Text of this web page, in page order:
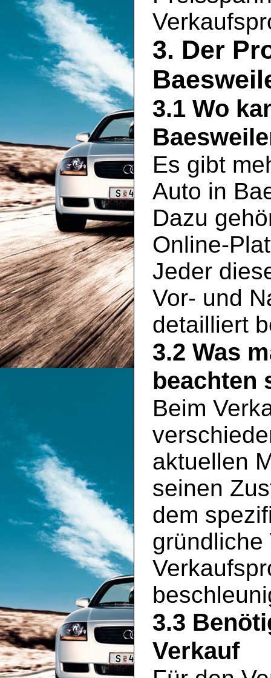
3. Der
3.1 Wo
Es gibt
Auto in
Dazu
Online-
Jeder
Vor- und
detailliert
3.2 Was
beachten
Beim
aktuellen
seinen
dem
gründliche
3.3
Verkauf